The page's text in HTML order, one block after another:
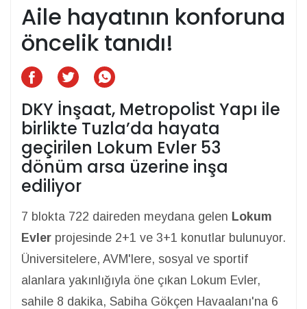
Aile hayatının konforuna
öncelik tanıdı!
DKY İnşaat, Metropolist Yapı ile
birlikte Tuzla’da hayata
geçirilen Lokum Evler 53
dönüm arsa üzerine inşa
ediliyor
7 blokta 722 daireden meydana gelen Lokum
Evler projesinde 2+1 ve 3+1 konutlar bulunuyor.
Üniversitelere, AVM'lere, sosyal ve sportif
alanlara yakınlığıyla öne çıkan Lokum Evler,
sahile 8 dakika, Sabiha Gökçen Havaalanı'na 6